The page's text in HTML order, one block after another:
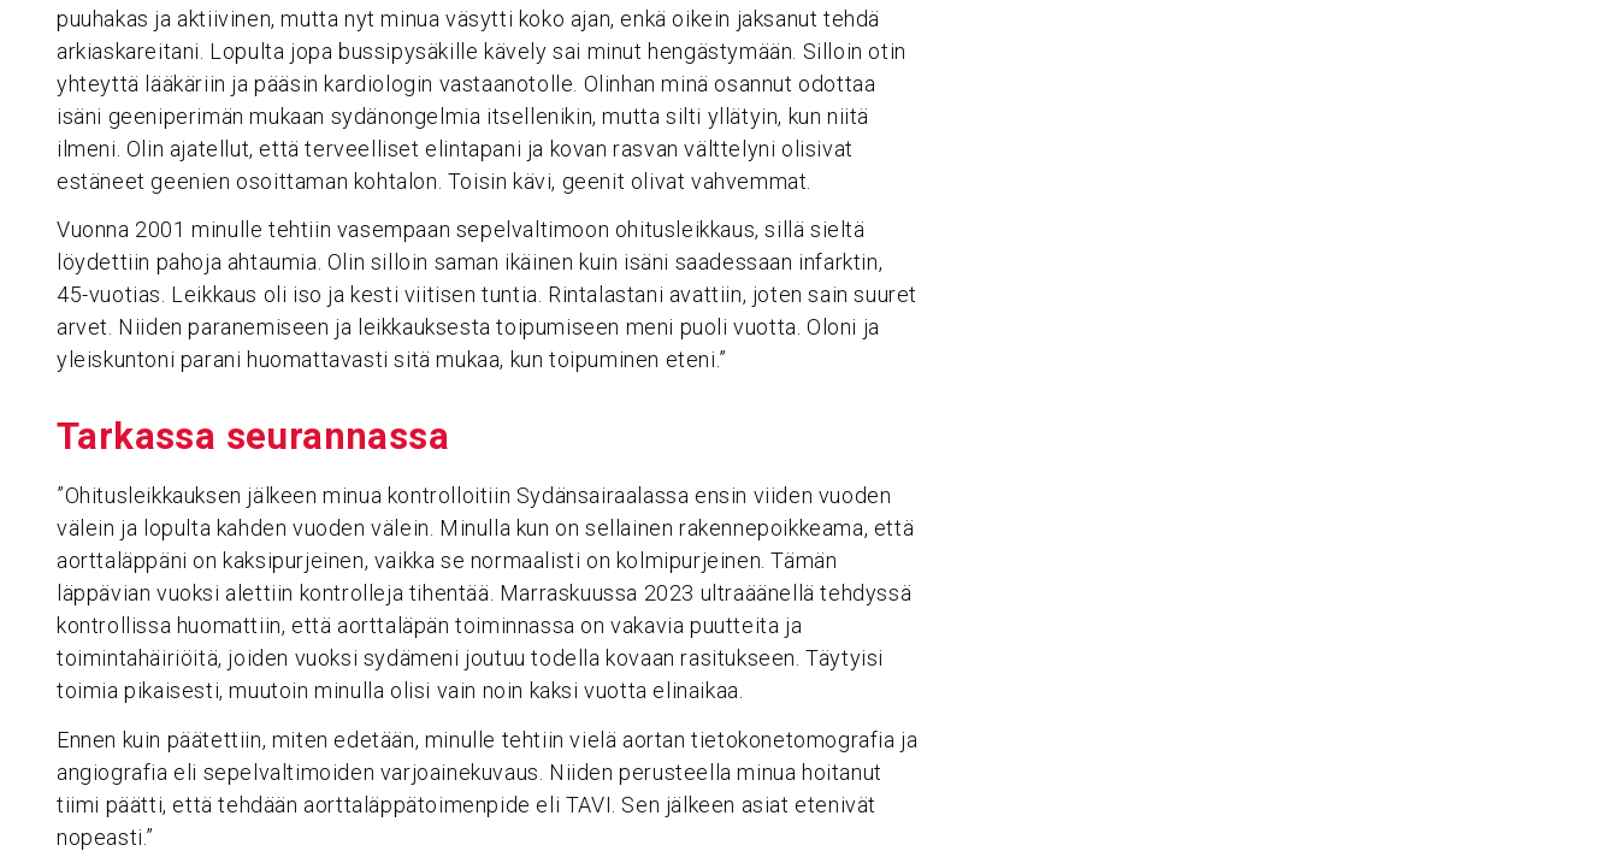
puuhakas ja aktiivinen, mutta nyt minua väsytti koko ajan, enkä oikein jaksanut tehdä
arkiaskareitani. Lopulta jopa bussipysäkille kävely sai minut hengästymään. Silloin otin
yhteyttä lääkäriin ja pääsin kardiologin vastaanotolle. Olinhan minä osannut odottaa
isäni geeniperimän mukaan sydänongelmia itsellenikin, mutta silti yllätyin, kun niitä
ilmeni. Olin ajatellut, että terveelliset elintapani ja kovan rasvan välttelyni olisivat
estäneet geenien osoittaman kohtalon. Toisin kävi, geenit olivat vahvemmat.
Vuonna 2001 minulle tehtiin vasempaan sepelvaltimoon ohitusleikkaus, sillä sieltä
löydettiin pahoja ahtaumia. Olin silloin saman ikäinen kuin isäni saadessaan infarktin,
45-vuotias. Leikkaus oli iso ja kesti viitisen tuntia. Rintalastani avattiin, joten sain suuret
arvet. Niiden paranemiseen ja leikkauksesta toipumiseen meni puoli vuotta. Oloni ja
yleiskuntoni parani huomattavasti sitä mukaa, kun toipuminen eteni.”
Tarkassa seuran­nassa
”Ohitusleikkauksen jälkeen minua kontrolloitiin Sydänsairaalassa ensin viiden vuoden
välein ja lopulta kahden vuoden välein. Minulla kun on sellainen rakennepoikkeama, että
aorttaläppäni on kaksipurjeinen, vaikka se normaalisti on kolmipurjeinen. Tämän
läppävian vuoksi alettiin kontrolleja tihentää. Marraskuussa 2023 ultraäänellä tehdyssä
kontrollissa huomattiin, että aorttaläpän toiminnassa on vakavia puutteita ja
toimintahäiriöitä, joiden vuoksi sydämeni joutuu todella kovaan rasitukseen. Täytyisi
toimia pikaisesti, muutoin minulla olisi vain noin kaksi vuotta elinaikaa.
Ennen kuin päätettiin, miten edetään, minulle tehtiin vielä aortan tietokonetomografia ja
angiografia eli sepelvaltimoiden varjoainekuvaus. Niiden perusteella minua hoitanut
tiimi päätti, että tehdään aorttaläppätoimenpide eli TAVI. Sen jälkeen asiat etenivät
nopeasti.”